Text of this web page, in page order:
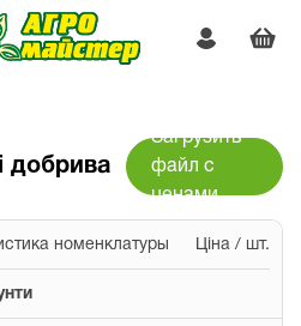
добрива
Загрузить
файл с
ценами
номенклатуры Ціна / шт.